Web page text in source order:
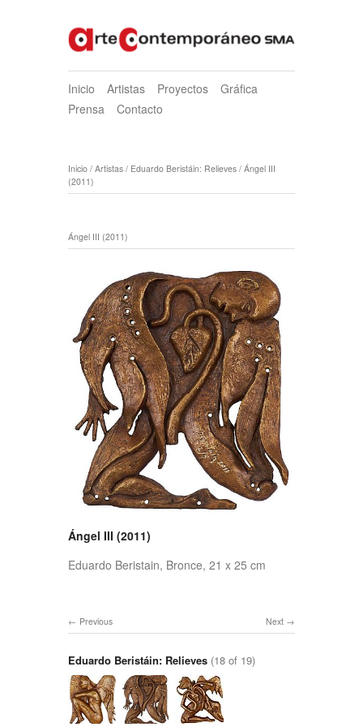
Inicio Artistas Proyectos
Gráfica
Prensa
Contacto
Inicio / Artistas / Eduardo Beristáin: Relieves / Ángel III
(2011)
Ángel III (2011)
Ángel III (2011)
Eduardo Beristain, Bronce, 21 x 25 cm
Next
Previous
Eduardo Beristáin: Relieves (18 of 19)